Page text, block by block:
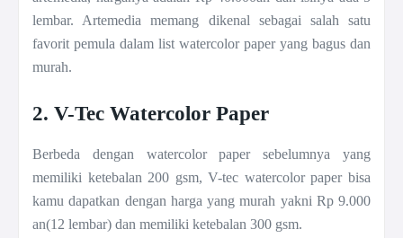
lembar. Artemedia memang dikenal sebagai salah satu
favorit pemula dalam list watercolor paper yang bagus dan
murah.
2. V-Tec Watercolor Paper
Berbeda dengan watercolor paper sebelumnya yang
memiliki ketebalan 200 gsm, V-tec watercolor paper bisa
kamu dapatkan dengan harga yang murah yakni Rp 9.000
an(12 lembar) dan memiliki ketebalan 300 gsm.